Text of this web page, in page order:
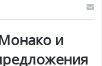
во дворце
также
в Монако Робер Фийон,
Константин
в Монако Серджо
и